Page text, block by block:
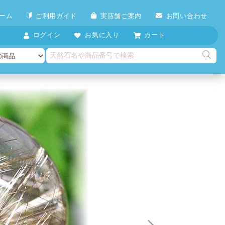
ム ご利用ガイド 実店舗ご案内 お問い合わせ
ログイン お気に入り カート